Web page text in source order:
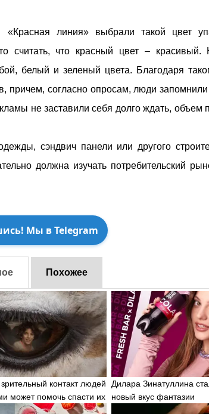
«Красная линия» выбрали такой цвет
считать, что красный цвет –
белый и зеленый цвета. Благодаря
причем, согласно опросам, люди
не заставили себя долго ждать, объем
сэндвич панели или другого
должна изучать потребительский
Мы в Telegram
Похожее
контакт людей
может помочь спасти их
Дилара Зинатуллина
новый вкус фантазии